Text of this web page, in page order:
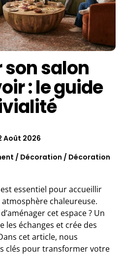
salon
: le guide
Août 2026
/ Décoration / Décoration
essentiel pour accueillir
chaleureuse.
cet espace ? Un
les échanges et crée des
cet article, nous
clés pour transformer votre